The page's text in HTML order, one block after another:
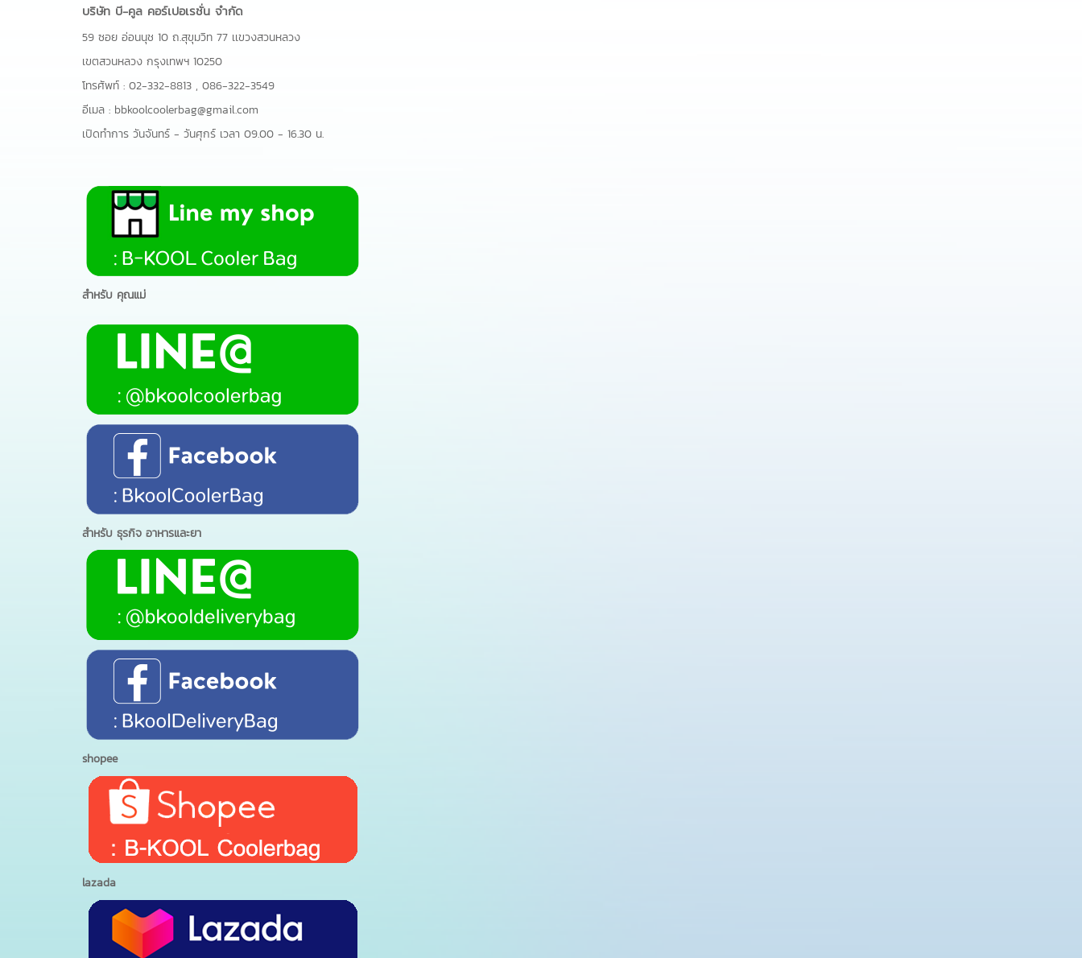
บริษัท บี-คูล คอร์เปอเรชั่น จำกัด
59 ซอย อ่อนนุช 10 ถ.สุขุมวิท 77 เเขวงสวนหลวง
เขตสวนหลวง กรุงเทพฯ 10250
โทรศัพท์ : 02-332-8813 , 086-322-3549
อีเมล : bbkoolcoolerbag@gmail.com
เปิดทำการ วันจันทร์ - วันศุกร์ เวลา 09.00 - 16.30 น.
สำหรับ คุณแม่
สำหรับ ธุรกิจ อาหารและยา
shopee
lazada